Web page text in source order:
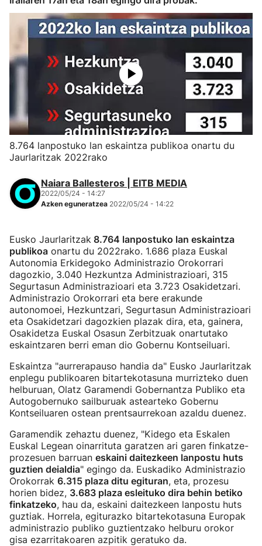
8.764 lanpostuko lan eskaintza publikoa onartu du
Jaurlaritzak 2022rako
Naiara Ballesteros | EITB MEDIA
2022/05/24 - 14:27
Azken eguneratzea 2022/05/24 - 14:22
Eusko Jaurlaritzak 8.764 lanpostuko lan eskaintza
publikoa onartu du 2022rako. 1.686 plaza Euskal
Autonomia Erkidegoko Administrazio Orokorrari
dagozkio, 3.040 Hezkuntza Administrazioari, 315
Segurtasun Administrazioari eta 3.723 Osakidetzari.
Administrazio Orokorrari eta bere erakunde
autonomoei, Hezkuntzari, Segurtasun Administrazioari
eta Osakidetzari dagozkien plazak dira, eta, gainera,
Osakidetza Euskal Osasun Zerbitzuak onartutako
eskaintzaren berri eman dio Gobernu Kontseiluari.
Eskaintza "aurrerapauso handia da" Eusko Jaurlaritzak
enplegu publikoaren bitartekotasuna murrizteko duen
helburuan, Olatz Garamendi Gobernantza Publiko eta
Autogobernuko sailburuak astearteko Gobernu
Kontseiluaren ostean prentsaurrekoan azaldu duenez.
Garamendik zehaztu duenez, "Kidego eta Eskalen
Euskal Legean oinarrituta garatzen ari garen finkatze-
prozesuen barruan eskaini daitezkeen lanpostu huts
guztien deialdia" egingo da. Euskadiko Administrazio
Orokorrak 6.315 plaza ditu egituran, eta, prozesu
horien bidez, 3.683 plaza esleituko dira behin betiko
finkatzeko, hau da, eskaini daitezkeen lanpostu huts
guztiak. Horrela, egiturazko bitartekotasuna Europak
administrazio publiko guztientzako helburu orokor
gisa ezarritakoaren azpitik geratuko da.